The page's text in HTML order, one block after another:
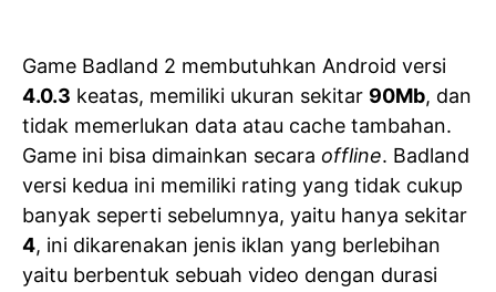
Game Badland 2 membutuhkan Android versi
4.0.3 keatas, memiliki ukuran sekitar 90Mb, dan
tidak memerlukan data atau cache tambahan.
Game ini bisa dimainkan secara offline. Badland
versi kedua ini memiliki rating yang tidak cukup
banyak seperti sebelumnya, yaitu hanya sekitar
4, ini dikarenakan jenis iklan yang berlebihan
yaitu berbentuk sebuah video dengan durasi